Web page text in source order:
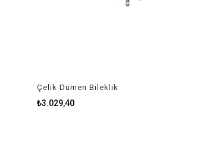
Çelik Dümen Bileklik
₺3.029,40